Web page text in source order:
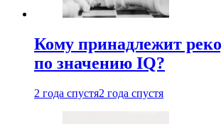
Кому принадлежит
по значению IQ?
2 года спустя2 года спустя